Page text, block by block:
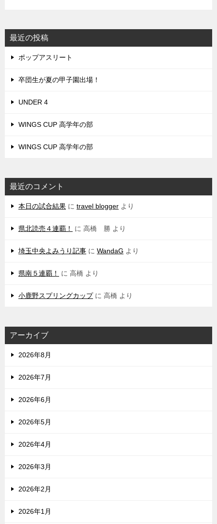
最近の投稿
ポップアスリート
卒団生が夏の甲子園出場！
UNDER 4
WINGS CUP 高学年の部
WINGS CUP 高学年の部
最近のコメント
本日の試合結果 に travel blogger より
県北読売４連覇！ に 高橋 勝 より
埼玉中央よみうり記事 に WandaG より
県南５連覇！ に 高橋 より
小鹿野スプリングカップに 高橋 より
アーカイブ
2026年8月
2026年7月
2026年6月
2026年5月
2026年4月
2026年3月
2026年2月
2026年1月